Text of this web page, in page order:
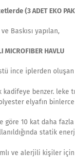
(3 ADET EKO
Baskısı yapılan,
MICROFIBER HAVLU
ince iplerden
kadifeye benzer. leke
elyafın
göre 10 kat daha
statik
ve alerjili kişiler